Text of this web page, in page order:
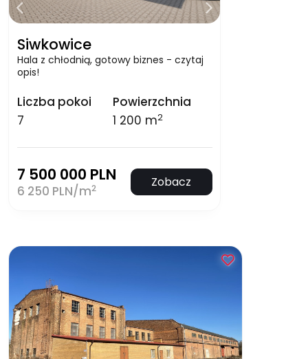
Siwkowice
Hala z chłodnią, gotowy biznes - czytaj
opis!
Liczba pokoi
7
Powierzchnia
1 200 m2
7 500 000 PLN
6 250 PLN/m2 Zobacz